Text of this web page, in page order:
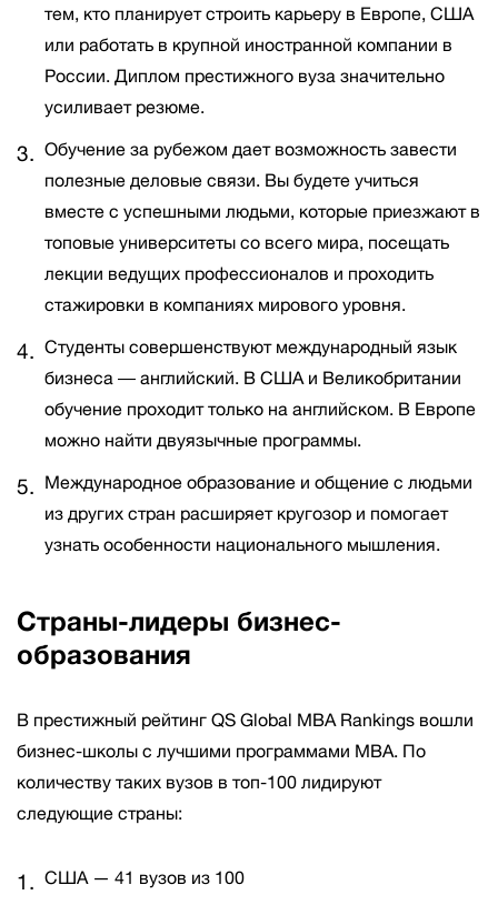
тем, кто планирует строить карьеру в Европе, США
или работать в крупной иностранной компании в
России. Диплом престижного вуза значительно
усиливает резюме.
Обучение за рубежом дает возможность завести
полезные деловые связи. Вы будете учиться
вместе с успешными людьми, которые приезжают в
топовые университеты со всего мира, посещать
лекции ведущих профессионалов и проходить
стажировки в компаниях мирового уровня.
Студенты совершенствуют международный язык
бизнеса ― английский. В США и Великобритании
обучение проходит только на английском. В Европе
можно найти двуязычные программы.
Международное образование и общение с людьми
из других стран расширяет кругозор и помогает
узнать особенности национального мышления.
Страны-лидеры бизнес-
образования
В престижный рейтинг QS Global MBA Rankings вошли
бизнес-школы с лучшими программами MBA. По
количеству таких вузов в топ-100 лидируют
следующие страны:
США — 41 вузов из 100